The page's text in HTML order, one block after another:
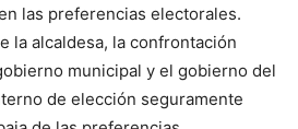
las preferencias electorales.
la alcaldesa, la confrontación
municipal y el gobierno del
de elección seguramente